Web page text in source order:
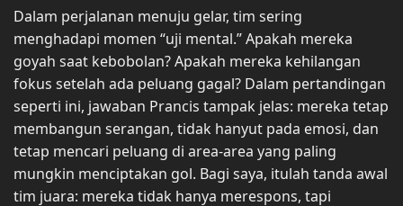
Dalam perjalanan menuju gelar, tim sering
menghadapi momen “uji mental.” Apakah mereka
goyah saat kebobolan? Apakah mereka kehilangan
fokus setelah ada peluang gagal? Dalam pertandingan
seperti ini, jawaban Prancis tampak jelas: mereka tetap
membangun serangan, tidak hanyut pada emosi, dan
tetap mencari peluang di area-area yang paling
mungkin menciptakan gol. Bagi saya, itulah tanda awal
tim juara: mereka tidak hanya merespons, tapi